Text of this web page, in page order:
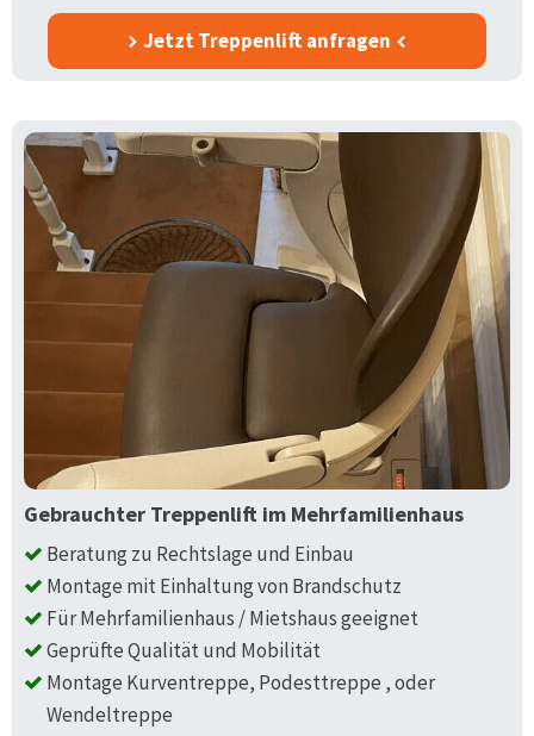
Jetzt Treppenlift anfragen
Gebrauchter Treppenlift im Mehrfamilienhaus
Beratung zu Rechtslage und Einbau
Montage mit Einhaltung von Brandschutz
Für Mehrfamilienhaus / Mietshaus geeignet
Geprüfte Qualität und Mobilität
Montage Kurventreppe, Podesttreppe , oder
Wendeltreppe